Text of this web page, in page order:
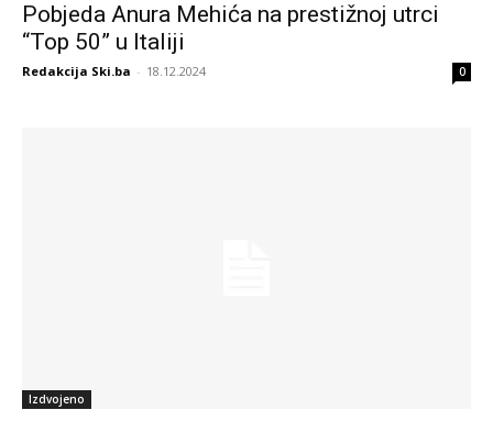
Pobjeda Anura Mehića na prestižnoj utrci
“Top 50” u Italiji
Redakcija Ski.ba - 18.12.2024 0
Izdvojeno